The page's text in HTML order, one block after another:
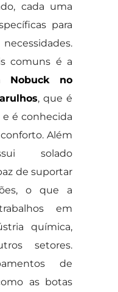
cada uma
para
comuns é a
Nobuck no
, que é
é conhecida
Além
solado
de suportar
o que a
em
química,
setores.
de
as botas